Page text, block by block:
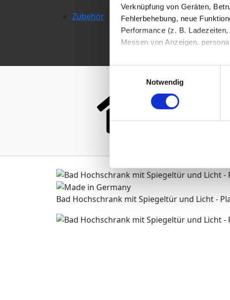
Verknüpfung von Geräten,
Fehlerbehebung, neue
Performance (z. B.
Messen von Anzeigen,
Die Einzelheiten können Sie
die eingesetzten
Indem Sie auf den Button
Impressum
Notwendig
Zubehör
Bad Hochschrank mit Spiegeltür und Licht -